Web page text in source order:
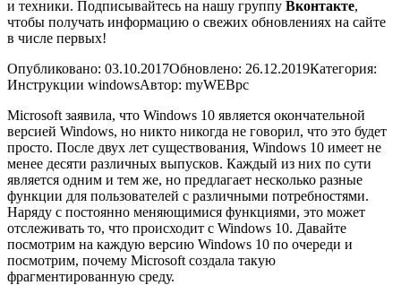
и техники. Подписывайтесь на нашу группу Вконтакте,
чтобы получать информацию о свежих обновлениях на сайте
в числе первых!
Опубликовано: 03.10.2017Обновлено: 26.12.2019Категория:
Инструкции windowsАвтор: myWEBpc
Microsoft заявила, что Windows 10 является окончательной
версией Windows, но никто никогда не говорил, что это будет
просто. После двух лет существования, Windows 10 имеет не
менее десяти различных выпусков. Каждый из них по сути
является одним и тем же, но предлагает несколько разные
функции для пользователей с различными потребностями.
Наряду с постоянно меняющимися функциями, это может
отслеживать то, что происходит с Windows 10. Давайте
посмотрим на каждую версию Windows 10 по очереди и
посмотрим, почему Microsoft создала такую ​​
фрагментированную среду.